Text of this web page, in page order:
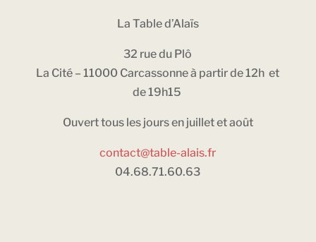
La Table d’Alaïs
32 rue du Plô
La Cité – 11000 Carcassonne à partir de 12h et
de 19h15
Ouvert tous les jours en juillet et août
contact@table-alais.fr
04.68.71.60.63